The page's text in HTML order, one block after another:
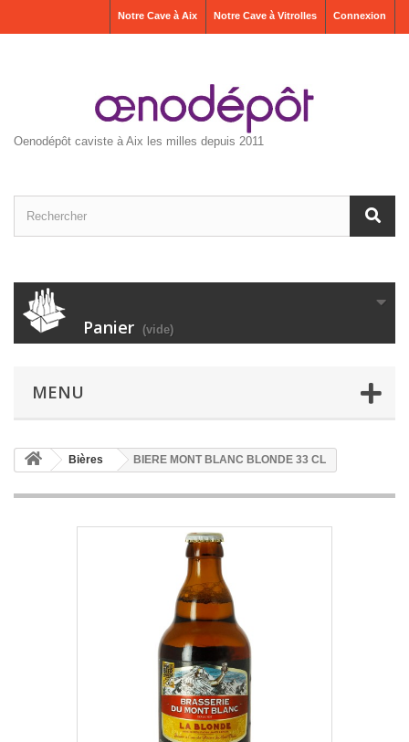
Connexion
Notre Cave à Vitrolles
Notre Cave à Aix
Oenodépôt caviste à Aix les milles depuis 2011
Panier (vide)
MENU
Bières BIERE MONT BLANC BLONDE 33 CL